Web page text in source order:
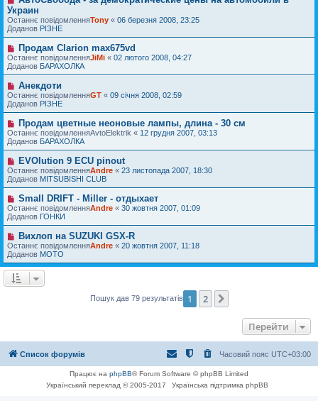
я
л
е
н
н
о
в
і
д
о
м
л
е
н
я
о
в
е
п
в
і
д
о
м
л
е
н
н
я
Украин
Останнє повідомленняTony « 06 березня 2008, 23:25
Доданов РІЗНЕ
Н
о
в
е
о
в
і
д
м
л
е
н
н
я
Продам Clarion max675vd
Останнє повідомленняJiMi « 02 лютого 2008, 04:27
Доданов БАРАХОЛКА
Н
о
в
е
п
о
в
і
д
м
л
е
н
н
я
Анекдоти
Останнє повідомленняGT « 09 січня 2008, 02:59
Доданов РІЗНЕ
Н
о
в
е
п
о
в
і
д
о
м
л
е
н
н
я
Продам цветные неоновые лампы, длина - 30 см
Останнє повідомленняAvtoElektrik « 12 грудня 2007, 03:13
Доданов БАРАХОЛКА
Н
о
в
е
п
о
в
і
д
м
л
е
н
н
я
EVOlution 9 ECU pinout
Останнє повідомленняAndre « 23 листопада 2007, 18:30
Доданов MITSUBISHI CLUB
Н
о
в
е
п
о
в
і
д
о
м
Small DRIFT - Miller - отдыхает
Останнє повідомленняAndre « 30 жовтня 2007, 01:09
Доданов ГОНКИ
Н
о
в
е
п
о
в
н
Вихлоп на SUZUKI GSX-R
Останнє повідомленняAndre « 20 жовтня 2007, 11:18
Доданов MOTO
Пошук дав 79 результатів 1 2
Перейти
Список форумів Часовий пояс UTC+03:00
Працює на phpBB® Forum Software © phpBB Limited
Український переклад © 2005-2017
Українська підтримка phpBB